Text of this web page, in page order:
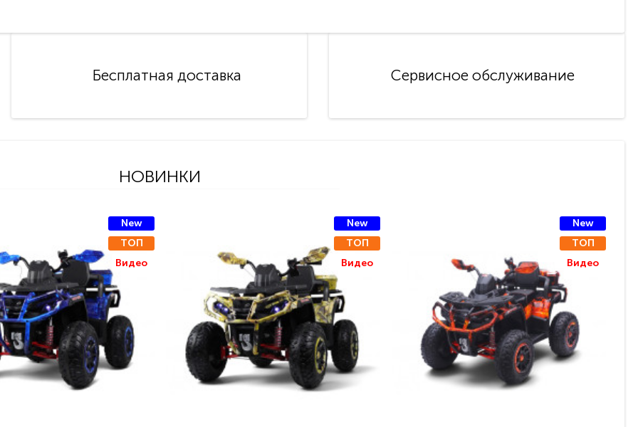
Бесплатная доставка Сервисное обслуживание
НОВИНКИ
New
ТОП
Видео
New
ТОП
Видео
New
ТОП
Видео